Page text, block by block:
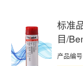
标准
目/
产品编号